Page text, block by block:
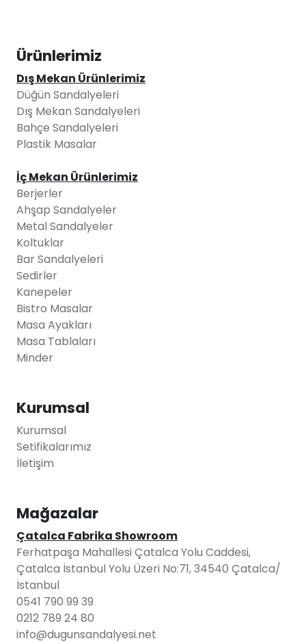
Ürünlerimiz
Dış Mekan Ürünlerimiz
Düğün Sandalyeleri
Dış Mekan Sandalyeleri
Bahçe Sandalyeleri
Plastik Masalar
İç Mekan Ürünlerimiz
Berjerler
Ahşap Sandalyeler
Metal Sandalyeler
Koltuklar
Bar Sandalyeleri
Sedirler
Kanepeler
Bistro Masalar
Masa Ayakları
Masa Tablaları
Minder
Kurumsal
Kurumsal
Setifikalarımız
İletişim
Mağazalar
Çatalca Fabrika Showroom
Ferhatpaşa Mahallesi Çatalca Yolu Caddesi,
Çatalca İstanbul Yolu Üzeri No:71, 34540 Çatalca/
İstanbul
0541 790 99 39
0212 789 24 80
info@dugunsandalyesi.net